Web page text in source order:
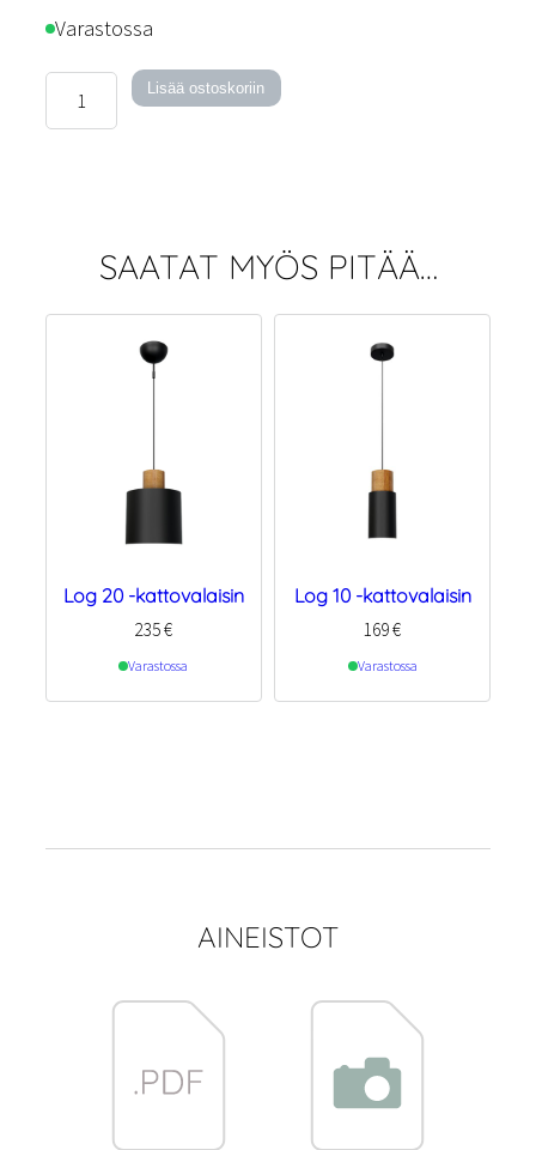
Varastossa
30
Lisää ostoskoriin
SAATAT MYÖS PITÄÄ…
Log 20 -kattovalaisin
235€
Varastossa
Log 10 -kattovalaisin
169€
Varastossa
AINEISTOT